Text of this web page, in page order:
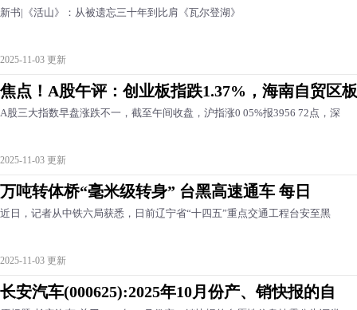
新书|《活山》：从被遗忘三十年到比肩《瓦尔登湖》
2025-11-03 更新
焦点！A股午评：创业板指跌1.37%，海南自贸区板
A股三大指数早盘涨跌不一，截至午间收盘，沪指涨0 05%报3956 72点，深
2025-11-03 更新
万吨转体桥“毫米级转身” 台黑高速通车 每日
近日，记者从中铁六局获悉，日前辽宁省“十四五”重点交通工程台安至黑
2025-11-03 更新
长安汽车(000625):2025年10月份产、销快报的自